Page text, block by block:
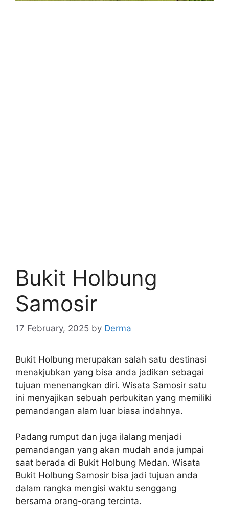
Bukit Holbung
Samosir
17 February, 2025 by Derma
Bukit Holbung merupakan salah satu destinasi
menakjubkan yang bisa anda jadikan sebagai
tujuan menenangkan diri. Wisata Samosir satu
ini menyajikan sebuah perbukitan yang memiliki
pemandangan alam luar biasa indahnya.
Padang rumput dan juga ilalang menjadi
pemandangan yang akan mudah anda jumpai
saat berada di Bukit Holbung Medan. Wisata
Bukit Holbung Samosir bisa jadi tujuan anda
dalam rangka mengisi waktu senggang
bersama orang-orang tercinta.